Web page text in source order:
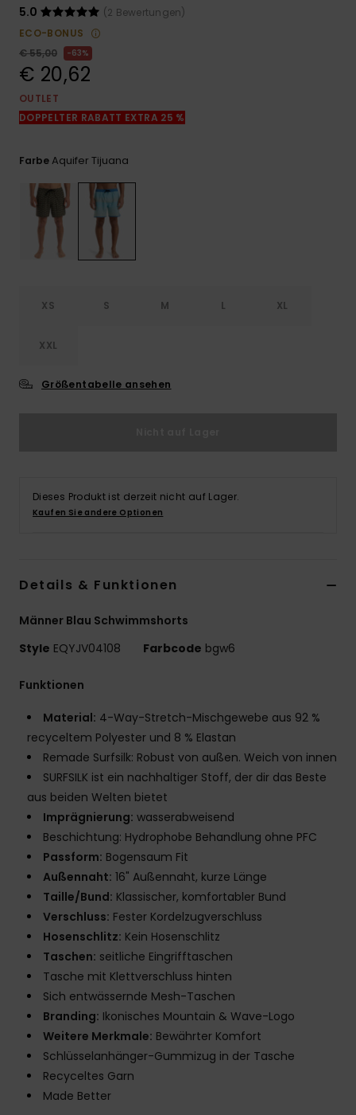
die häufigsten
Fragen sowie
5.0
(2 Bewertungen)
ECO-BONUS
€ 55,00
63%
€ 20,62
OUTLET
DOPPELTER RABATT EXTRA 25 %
FarbeAquifer Tijuana
XS S M L XL
XXL
Größentabelle ansehen
Dieses Produkt ist derzeit nicht auf Lager.
Kaufen Sie andere Optionen
Details & Funktionen
Männer Blau Schwimmshorts
Style EQYJV04108 Farbcode bgw6
Funktionen
Material: 4-Way-Stretch-Mischgewebe aus 92 %
recyceltem Polyester und 8 % Elastan
Remade Surfsilk: Robust von außen. Weich von innen
SURFSILK ist ein nachhaltiger Stoff, der dir das Beste
aus beiden Welten bietet
Imprägnierung: wasserabweisend
Beschichtung: Hydrophobe Behandlung ohne PFC
Passform: Bogensaum Fit
Außennaht: 16" Außennaht, kurze Länge
Taille/Bund: Klassischer, komfortabler Bund
Verschluss: Fester Kordelzugverschluss
Hosenschlitz: Kein Hosenschlitz
Taschen: seitliche Eingrifftaschen
Tasche mit Klettverschluss hinten
Sich entwässernde Mesh-Taschen
Branding: Ikonisches Mountain & Wave-Logo
Weitere Merkmale: Bewährter Komfort
Schlüsselanhänger-Gummizug in der Tasche
Recyceltes Garn
Made Better